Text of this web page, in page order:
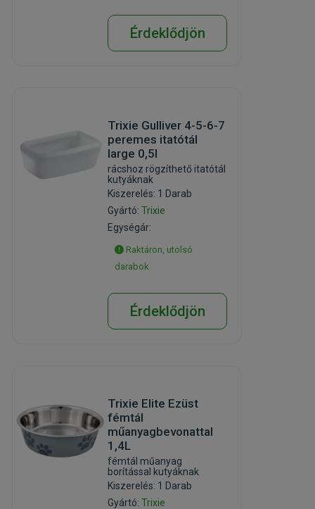
Érdeklődjön
Trixie Gulliver 4-5-6-7
peremes itatótál
large 0,5l
rácshoz rögzíthető itatótál
kutyáknak
Kiszerelés: 1 Darab
Gyártó:Trixie
Egységár:
Raktáron, utolsó
darabok
Érdeklődjön
Trixie Elite Ezüst
fémtál
műanyagbevonattal
1,4L
fémtál műanyag
borítással kutyáknak
Kiszerelés: 1 Darab
Gyártó:Trixie